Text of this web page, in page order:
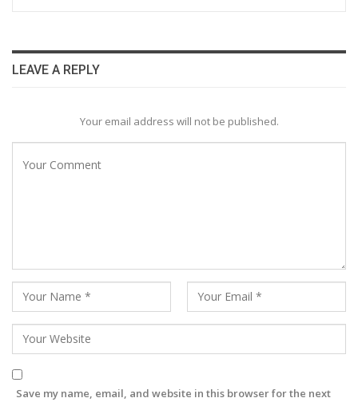
LEAVE A REPLY
Your email address will not be published.
Save my name, email, and website in this browser for the next